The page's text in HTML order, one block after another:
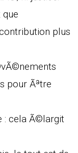
plus
pour Ãªtre
: cela Ã©largit